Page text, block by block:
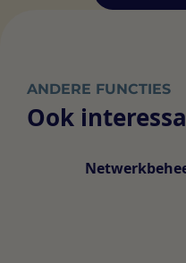
ANDERE FUNCTIES
Ook